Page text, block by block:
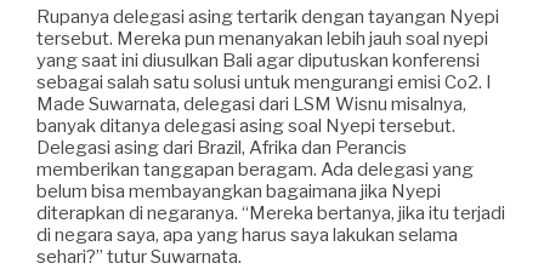
Rupanya delegasi asing tertarik dengan tayangan Nyepi
tersebut. Mereka pun menanyakan lebih jauh soal nyepi
yang saat ini diusulkan Bali agar diputuskan konferensi
sebagai salah satu solusi untuk mengurangi emisi Co2. I
Made Suwarnata, delegasi dari LSM Wisnu misalnya,
banyak ditanya delegasi asing soal Nyepi tersebut.
Delegasi asing dari Brazil, Afrika dan Perancis
memberikan tanggapan beragam. Ada delegasi yang
belum bisa membayangkan bagaimana jika Nyepi
diterapkan di negaranya. “Mereka bertanya, jika itu terjadi
di negara saya, apa yang harus saya lakukan selama
sehari?” tutur Suwarnata.